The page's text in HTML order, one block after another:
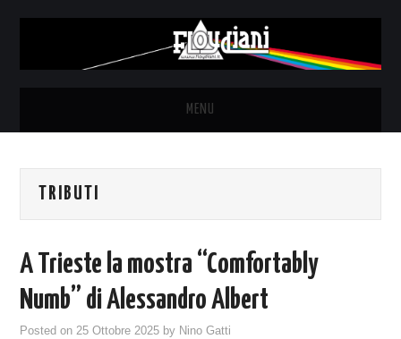
MENU
NEWS
SYD BARRETT – ALLE SOGLIE
DELL’ALBA
TRIBUTI
A Trieste la mostra “Comfortably
Numb” di Alessandro Albert
Posted on25 Ottobre 2025 by Nino Gatti